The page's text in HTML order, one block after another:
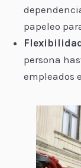
papeleo
persona
empleados